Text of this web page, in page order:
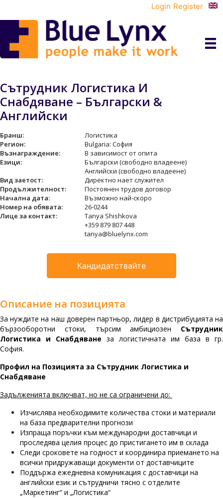
Login Register
Сътрудник Логистика И
Снабдяване – Български &
Английски
Бранш:
Логистика
Регион:
Bulgaria: София
Възнаграждение:
В зависимост от опита
Езици:
Български (свободно владеене)
Английски (свободно владеене)
Вид заетост:
Директно нает служител
Продължителност:
Постоянен трудов договор
Начална дата:
Възможно най-скоро
Номер на обявата:
26-0244
Лице за контакт:
Tanya Shishkova
+359 879 807 448
tanya@bluelynx.com
Кандидатствайте
Описание на позицията
За нуждите на наш доверен партньор, лидер в дистрибуцията на
бързооборотни стоки, търсим амбициозен Сътрудник
Логистика и Снабдяване за логистичната им база в гр.
София.
Профил на Позицията за Сътрудник Логистика и
Снабдяване
Задълженията включват, но не са ограничени до:
Изчислява необходимите количества стоки и материали
на база предварителни прогнози
Изпраща поръчки към международни доставчици и
проследява целия процес до пристигането им в склада
Следи сроковете на годност и координира приемането на
всички придружаващи документи от доставчиците
Поддържа ежедневна комуникация с доставчици на
английски език и сътрудничи тясно с отделите
„Маркетинг“ и „Логистика“